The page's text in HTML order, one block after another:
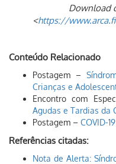
Download
<https://
Conteúdo Relacionado
Postagem –
Crianças e
Encontro com
Agudas e Tardias da
Postagem – COVID-
Referências citadas:
Nota de Alerta: